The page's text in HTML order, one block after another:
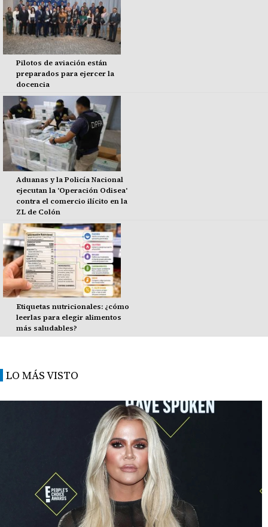
Pilotos de aviación están
preparados para ejercer la
docencia
Aduanas y la Policía Nacional
ejecutan la 'Operación Odisea'
contra el comercio ilícito en la
ZL de Colón
Etiquetas nutricionales: ¿cómo
leerlas para elegir alimentos
más saludables?
LO MÁS VISTO